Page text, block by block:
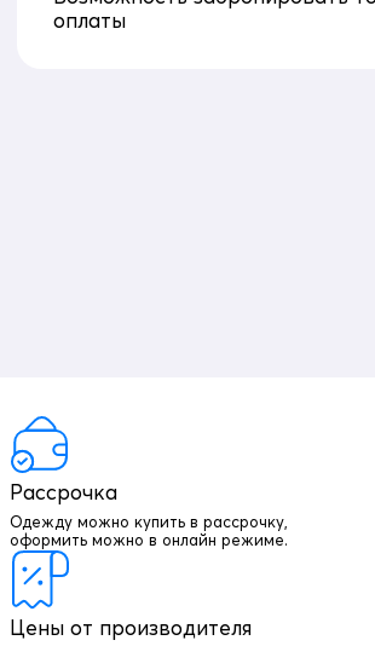
оплаты
Рассрочка
Одежду можно купить в рассрочку,
оформить можно в онлайн режиме.
Цены от производителя